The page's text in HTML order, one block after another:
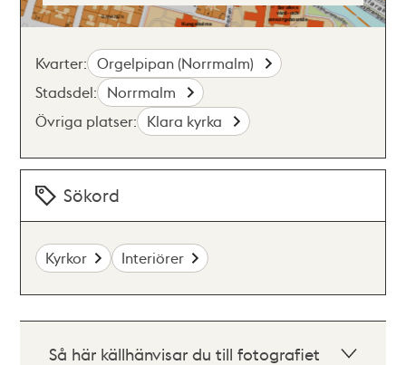
Kvarter: Orgelpipan (Norrmalm)
Stadsdel: Norrmalm
Övriga platser: Klara kyrka
Sökord
Kyrkor Interiörer
Så här källhänvisar du till fotografiet